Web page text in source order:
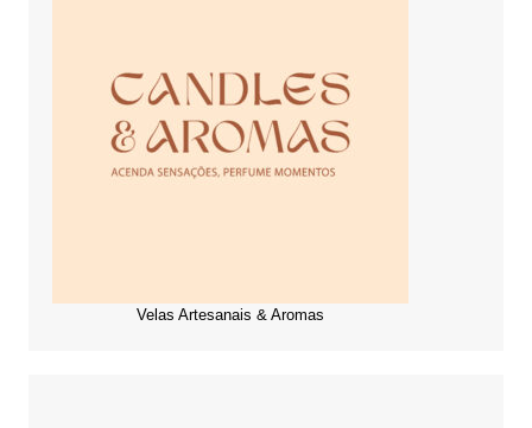
Velas Artesanais & Aromas